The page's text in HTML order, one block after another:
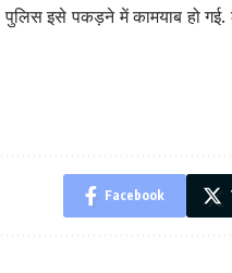
इसे पकड़ने में कामयाब हो
Facebook